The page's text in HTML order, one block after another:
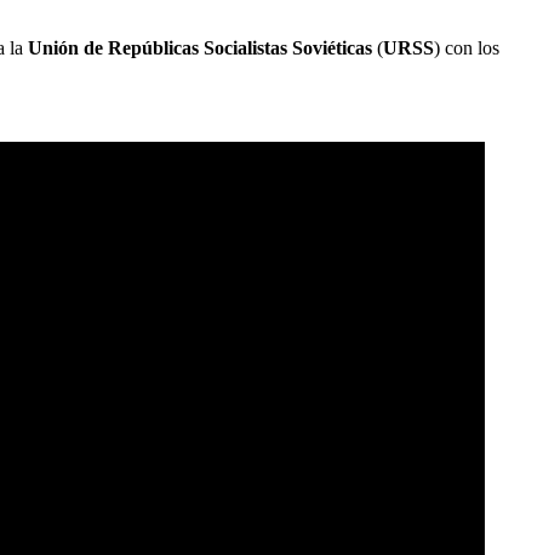
la Unión de Repúblicas Socialistas Soviéticas (URSS) con los